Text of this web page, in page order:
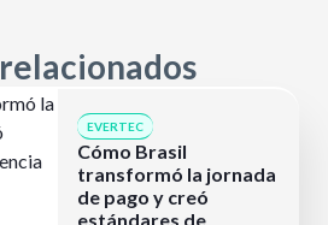
relacionados
EVERTEC
Cómo Brasil
transformó la jornada
de pago y creó
estándares de